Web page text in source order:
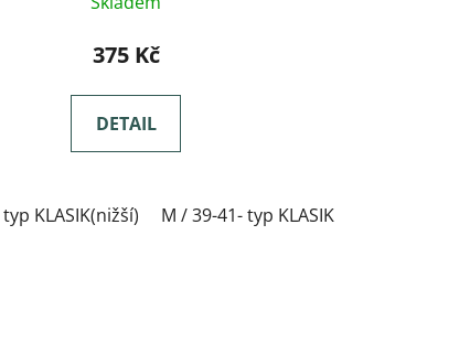
XXL / 48-50- typ KLASIK(nižší) S / 36-38 - typ
42-44- typ KLASIK(nižší) XL / 45-47- typ KLASIK(nižší)
375 Kč
DETAIL
KLASIK(nižší) M / 39-41- typ KLASIK(nižší)